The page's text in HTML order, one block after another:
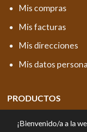
Mis compras
Mis facturas
Mis direcciones
Mis datos
PRODUCTOS
¡Bienvenido/a a la